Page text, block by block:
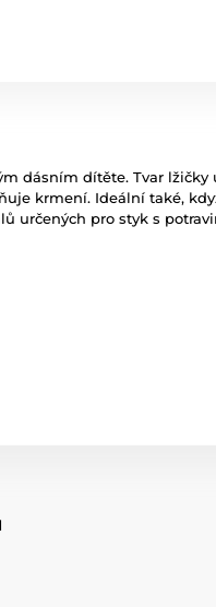
dásním dítěte. Tvar
krmení. Ideální také,
určených pro styk s